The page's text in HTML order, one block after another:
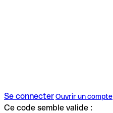
Se connecterOuvrir un compte
Ce code semble valide :